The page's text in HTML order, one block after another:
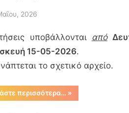
2026
υποβάλλονται από
15-05-2026.
το σχετικό αρχείο.
περισσότερα… “Πρόσκληση
εκδήλωσης
»